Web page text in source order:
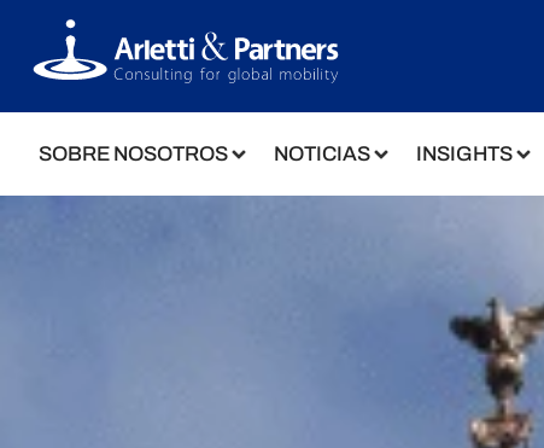
SOBRE NOSOTROS NOTICIAS INSIGHTS